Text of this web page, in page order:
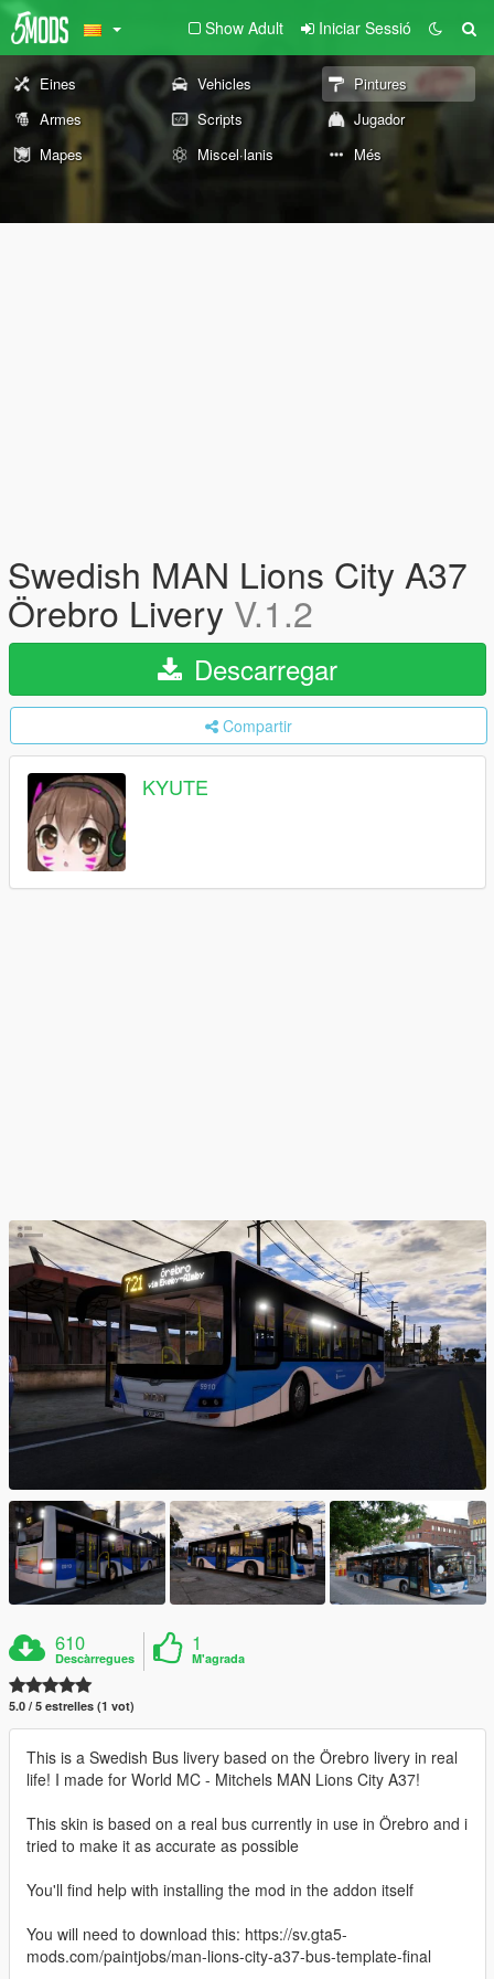
Show Adult Iniciar Sessió
Eines Vehicles
Pintures
Armes
Scripts
Jugador
Mapes
Miscel·lanis Més
Swedish MAN Lions City A37
Örebro Livery V.1.2
Descarregar
Compartir
KYUTE
610
Descàrregues
1
M'agrada
5.0 / 5 estrelles (1 vot)
This is a Swedish Bus livery based on the Örebro livery in real
life! I made for World MC - Mitchels MAN Lions City A37!
This skin is based on a real bus currently in use in Örebro and i
tried to make it as accurate as possible
You'll find help with installing the mod in the addon itself
You will need to download this: https://sv.gta5-
mods.com/paintjobs/man-lions-city-a37-bus-template-final